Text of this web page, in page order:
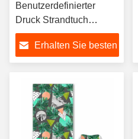
Benutzerdefinierter
Druck Strandtuch
Schnelltrocknendes
Strandtuch
Personalisiertes
Strandtuch
Erhalten Sie besten